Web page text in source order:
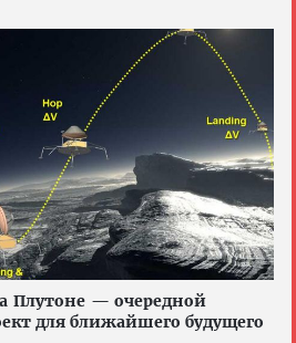
Плутоне — очередной
для ближайшего будущего